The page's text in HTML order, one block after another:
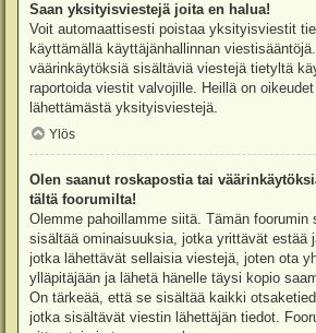
Saan yksityisviestejä joita en halua!
Voit automaattisesti poistaa yksityisviestit
käyttämällä käyttäjänhallinnan
väärinkäytöksiä sisältäviä viestejä tietyltä
raportoida viestit valvojille. Heillä on
lähettämästä yksityisviestejä.
Ylös
Olen saanut roskapostia tai
tältä foorumilta!
Olemme pahoillamme siitä. Tämän foorumin
sisältää ominaisuuksia, jotka yrittävät estää
jotka lähettävät sellaisia viestejä, joten ota
ylläpitäjään ja lähetä hänelle täysi kopio
On tärkeää, että se sisältää kaikki
jotka sisältävät viestin lähettäjän tiedot.